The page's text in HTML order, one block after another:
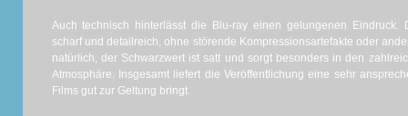
Auch technisch hinterlässt die Blu-ray einen gelungenen Eindruck.
scharf und detailreich, ohne störende Kompressionsartefakte oder
natürlich, der Schwarzwert ist satt und sorgt besonders in den
Atmosphäre. Insgesamt liefert die Veröffentlichung eine sehr
Films gut zur Geltung bringt.